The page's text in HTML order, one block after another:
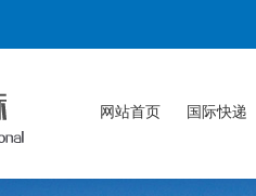
网站首页 国际快递